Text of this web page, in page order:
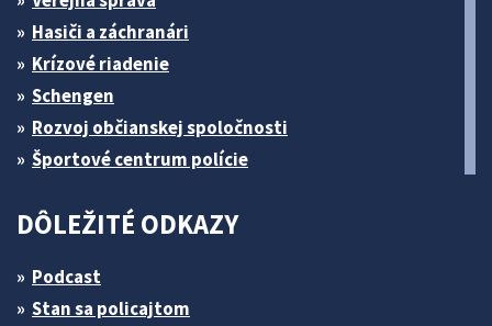
Hasiči a záchranári
Krízové riadenie
Schengen
Rozvoj občianskej spoločnosti
Športové centrum polície
DÔLEŽITÉ ODKAZY
Podcast
Stan sa policajtom